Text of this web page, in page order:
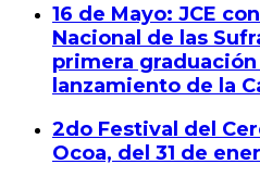
16 de Mayo: JCE
Nacional de las
primera graduación
lanzamiento de la
2do Festival del
Ocoa, del 31 de